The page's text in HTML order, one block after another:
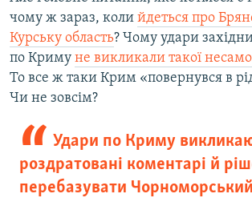
чому ж зараз, коли йдеться про
Курську область? Чому удари
по Криму не викликали такої
То все ж таки Крим «повернувся в
Чи не зовсім?
Удари по Криму
роздратовані коментарі й
перебазувати